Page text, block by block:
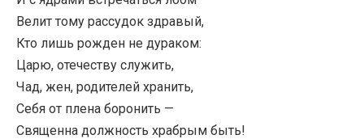
Велит тому рассудок здравый,
Кто лишь рожден не дураком:
Царю, отечеству служить,
Чад, жен, родителей хранить,
Себя от плена боронить —
Священна должность храбрым быть!